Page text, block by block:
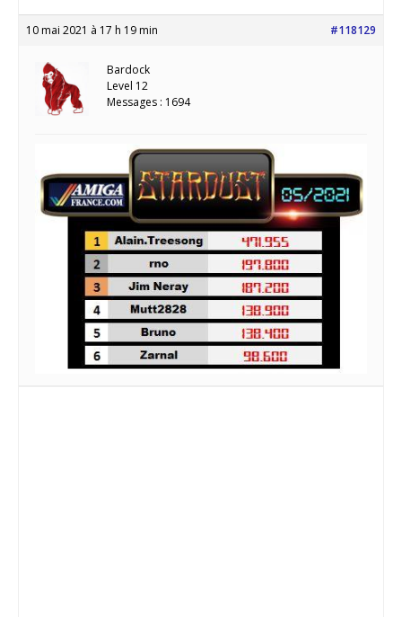
10 mai 2021 à 17 h 19 min #118129
Bardock
Level 12
Messages : 1694